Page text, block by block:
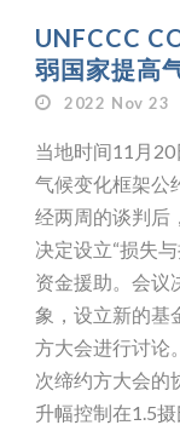
UNFCCC
弱国家提高
2022 Nov 23
当地时间11月
气候变化框架公
经两周的谈判后
决定设立“损失
资金援助。会议
象，设立新的基
方大会进行讨论
次缔约方大会的
升幅控制在1.5